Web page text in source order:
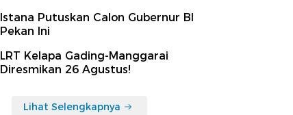
Istana Putuskan Calon Gubernur BI
Pekan Ini
LRT Kelapa Gading-Manggarai
Diresmikan 26 Agustus!
Lihat Selengkapnya